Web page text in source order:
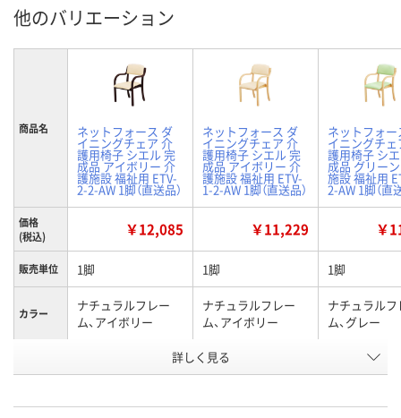
他のバリエーション
商品名 ネットフォース ダ
イニングチェア 介
護用椅子 シエル 完
成品 アイボリー 介
護施設 福祉用 ETV-
2-2-AW 1脚（直送品）
ネットフォース ダ
イニングチェア 介
護用椅子 シエル 完
成品 アイボリー 介
護施設 福祉用 ETV-
1-2-AW 1脚（直送品）
ネットフォー
イニングチェ
護用椅子 シ
成品 グリー
施設 福祉用
2-AW 1脚（直
価格
(税込)
￥12,085 ￥11,229 ￥
販売単位 1脚 1脚 1脚
カラー
ナチュラルフレー
ム、アイボリー
ナチュラルフレー
ム、アイボリー
ナチュラルフ
ム、グレー
P296187 P296185
詳しく見る